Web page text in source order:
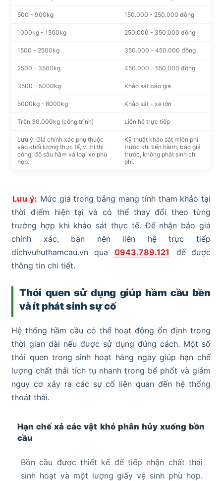
500 - 900kg 150.000 - 250.000 đồng
1000kg - 1500kg 250.000 - 350.000 đồng
1500 - 2500kg 350.000 - 450.000 đồng
2500 - 3500kg 450.000 - 550.000 đồng
3500 - 5000kg Khảo sát báo giá
5000kg - 8000kg Khảo sát - xe lớn
Trên 30.000kg (công trình) Liên hệ trực tiếp
Lưu ý: Giá chính xác phụ thuộc
vào khối lượng thực tế, vị trí thi
công, độ sâu hầm và loại xe phù
hợp.
Kỹ thuật khảo sát miễn phí
trước khi tiến hành, báo giá
trước, không phát sinh chi
phí.
Lưu ý: Mức giá trong bảng mang tính tham khảo tại
thời điểm hiện tại và có thể thay đổi theo từng
trường hợp khi khảo sát thực tế. Để nhận báo giá
chính xác, bạn nên liên hệ trực tiếp
dichvuhuthamcau.vn qua 0943.789.121
để được
thông tin chi tiết.
Thói quen sử dụng giúp hầm cầu bền
và ít phát sinh sự cố
Hệ thống hầm cầu có thể hoạt động ổn định trong
thời gian dài nếu được sử dụng đúng cách. Một số
thói quen trong sinh hoạt hằng ngày giúp hạn chế
lượng chất thải tích tụ nhanh trong bể phốt và giảm
nguy cơ xảy ra các sự cố liên quan đến hệ thống
thoát thải.
Hạn chế xả các vật khó phân hủy xuống bồn
cầu
Bồn cầu được thiết kế để tiếp nhận chất thải
sinh hoạt và một lượng giấy vệ sinh phù hợp.